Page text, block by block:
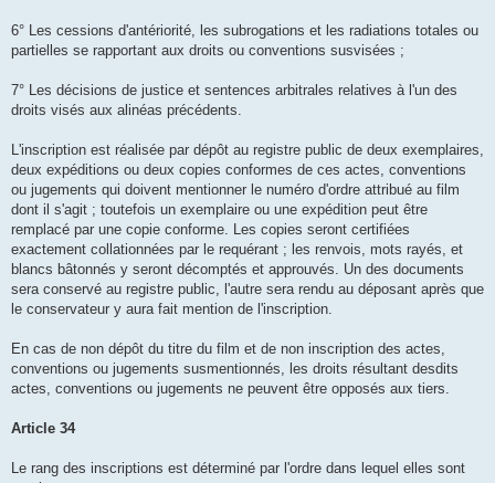
6° Les cessions d'antériorité, les subrogations et les radiations totales ou
partielles se rapportant aux droits ou conventions susvisées ;
7° Les décisions de justice et sentences arbitrales relatives à l'un des
droits visés aux alinéas précédents.
L'inscription est réalisée par dépôt au registre public de deux exemplaires,
deux expéditions ou deux copies conformes de ces actes, conventions
ou jugements qui doivent mentionner le numéro d'ordre attribué au film
dont il s'agit ; toutefois un exemplaire ou une expédition peut être
remplacé par une copie conforme. Les copies seront certifiées
exactement collationnées par le requérant ; les renvois, mots rayés, et
blancs bâtonnés y seront décomptés et approuvés. Un des documents
sera conservé au registre public, l'autre sera rendu au déposant après que
le conservateur y aura fait mention de l'inscription.
En cas de non dépôt du titre du film et de non inscription des actes,
conventions ou jugements susmentionnés, les droits résultant desdits
actes, conventions ou jugements ne peuvent être opposés aux tiers.
Article 34
Le rang des inscriptions est déterminé par l'ordre dans lequel elles sont